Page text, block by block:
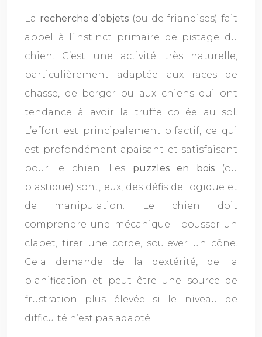
La recherche d’objets (ou de friandises) fait
appel à l’instinct primaire de pistage du
chien. C’est une activité très naturelle,
particulièrement adaptée aux races de
chasse, de berger ou aux chiens qui ont
tendance à avoir la truffe collée au sol.
L’effort est principalement olfactif, ce qui
est profondément apaisant et satisfaisant
pour le chien. Les puzzles en bois(ou
plastique) sont, eux, des défis de logique et
de manipulation. Le chien doit
comprendre une mécanique : pousser un
clapet, tirer une corde, soulever un cône.
Cela demande de la dextérité, de la
planification et peut être une source de
frustration plus élevée si le niveau de
difficulté n’est pas adapté.